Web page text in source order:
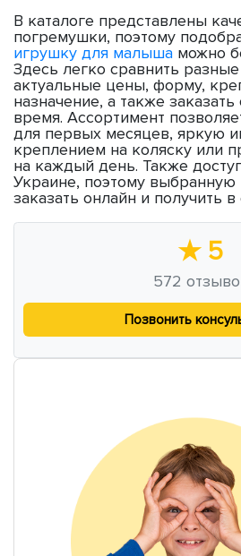
В каталоге представлены
погремушки, поэтому
игрушку для малыша можно
Здесь легко сравнить
актуальные цены, форму,
назначение, а также
время. Ассортимент
для первых месяцев, яркую
креплением на коляску или
на каждый день. Также
Украине, поэтому
заказать онлайн и получить
★ 5
572
Позвонить